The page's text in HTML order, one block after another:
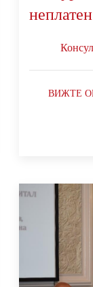
ВИЖТЕ